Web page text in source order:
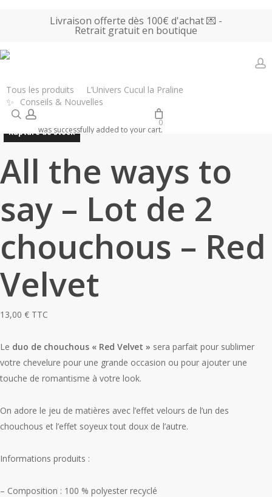
content
Livraison offerte dès 100€ d'achat 💌 -
Retrait gratuit en boutique
Tous les produits L’Univers Cucul la Praline
✨ Conseils & Nouvelles
searchaccount
0
was successfully added to your cart.
Accueil Tous les produits Bijoux, Accessoires & Parfums
ways to say – Lot de 2 chouchous – Red Velvet
Rupture de stock
All the ways to
say – Lot de 2
chouchous – Red
Velvet
13,00 € TTC
Le duo de chouchous « Red Velvet » sera parfait pour sublimer
votre chevelure pour une grande occasion ou pour ajouter une
touche de romantisme à votre look.
On adore le jeu de matières avec l’effet velours de l’un des
chouchous et l’effet soyeux tout doux de l’autre.
Informations produits :
– Composition : 100 % polyester recyclé